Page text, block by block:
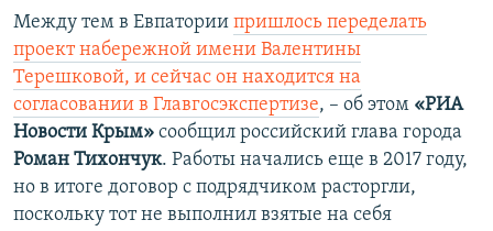
д
ы
д
у
щ
и
й
с
д
у
ю
щ
и
й
с
л
Между тем в Евпатории пришлось переделать
проект набережной имени Валентины
Терешковой, и сейчас он находится на
согласовании в Главгосэкспертизе, – об этом «РИА
Новости Крым» сообщил российский глава города
Роман Тихончук. Работы начались еще в 2017 году,
но в итоге договор с подрядчиком расторгли,
поскольку тот не выполнил взятые на себя